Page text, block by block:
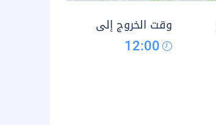
وقت الخروج إلى
12:00